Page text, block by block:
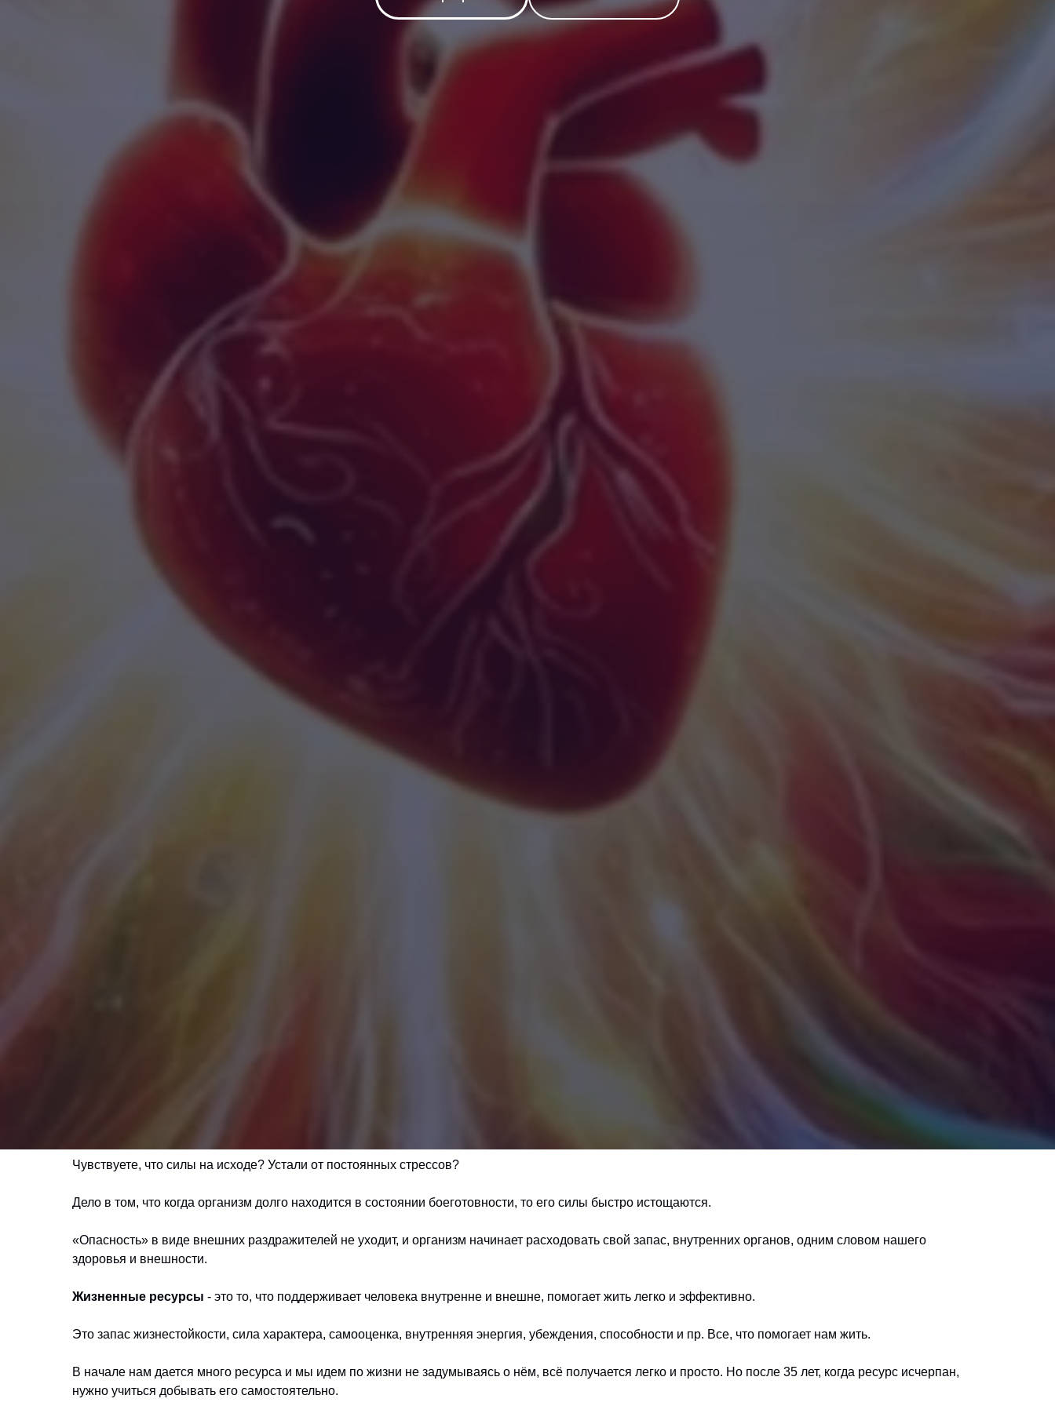
Чувствуете, что силы на исходе? Устали от постоянных стрессов?
Дело в том, что когда организм долго находится в состоянии боеготовности, то его силы быстро истощаются.
«Опасность» в виде внешних раздражителей не уходит, и организм начинает расходовать свой запас, внутренних органов, одним словом нашего
здоровья и внешности.
Жизненные ресурсы - это то, что поддерживает человека внутренне и внешне, помогает жить легко и эффективно.
Это запас жизнестойкости, сила характера, самооценка, внутренняя энергия, убеждения, способности и пр. Все, что помогает нам жить.
В начале нам дается много ресурса и мы идем по жизни не задумываясь о нём, всё получается легко и просто. Но после 35 лет, когда ресурс исчерпан,
нужно учиться добывать его самостоятельно.